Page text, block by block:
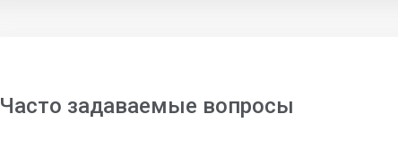
Часто задаваемые вопросы